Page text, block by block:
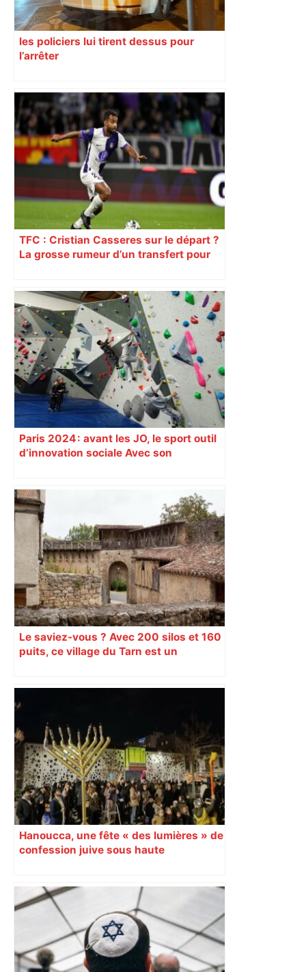
les policiers lui tirent dessus pour
l’arrêter
TFC : Cristian Casseres sur le départ ?
La grosse rumeur d’un transfert pour
Paris 2024 : avant les JO, le sport outil
d’innovation sociale Avec son
soutient depuis deux ans des
centaines de projets à vocation sociale.
Exemple à Toulouse et à Tarbes, avec
l’escalade qui espère dépasser le mur
d’indifférence des quartiers populaires.
Reportage
Le saviez-vous ? Avec 200 silos et 160
puits, ce village du Tarn est un
Hanoucca, une fête « des lumières » de
confession juive sous haute
Labège, près de Toulouse